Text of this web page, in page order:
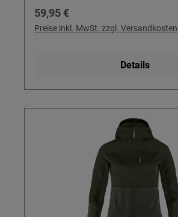
Regulärer Preis:
59,95 €
Preise inkl. MwSt. zzgl. Versandkosten
Details